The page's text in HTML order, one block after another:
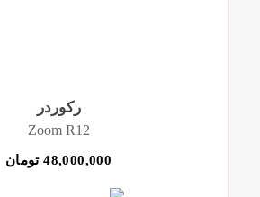
رکوردر
Zoom R12
48,000,000 تومان